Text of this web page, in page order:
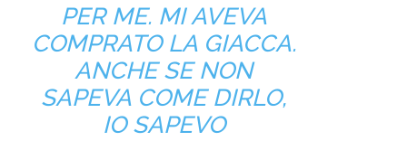
PER ME. MI AVEVA
COMPRATO LA GIACCA.
ANCHE SE NON
SAPEVA COME DIRLO,
IO SAPEVO